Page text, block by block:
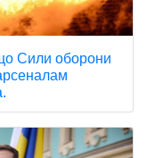
Сили оборони